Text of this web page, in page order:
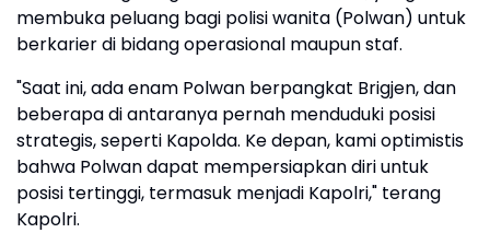
membuka peluang bagi polisi wanita (Polwan) untuk
berkarier di bidang operasional maupun staf.
"Saat ini, ada enam Polwan berpangkat Brigjen, dan
beberapa di antaranya pernah menduduki posisi
strategis, seperti Kapolda. Ke depan, kami optimistis
bahwa Polwan dapat mempersiapkan diri untuk
posisi tertinggi, termasuk menjadi Kapolri," terang
Kapolri.